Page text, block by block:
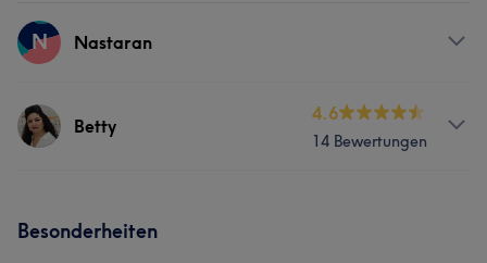
N Nastaran
Services
Betty
4.6
14 Bewertungen
Besonderheiten